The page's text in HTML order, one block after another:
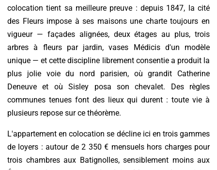
colocation tient sa meilleure preuve : depuis 1847, la cité
des Fleurs impose à ses maisons une charte toujours en
vigueur — façades alignées, deux étages au plus, trois
arbres à fleurs par jardin, vases Médicis d'un modèle
unique — et cette discipline librement consentie a produit la
plus jolie voie du nord parisien, où grandit Catherine
Deneuve et où Sisley posa son chevalet. Des règles
communes tenues font des lieux qui durent : toute vie à
plusieurs repose sur ce théorème.
L'appartement en colocation se décline ici en trois gammes
de loyers : autour de 2 350 € mensuels hors charges pour
trois chambres aux Batignolles, sensiblement moins aux